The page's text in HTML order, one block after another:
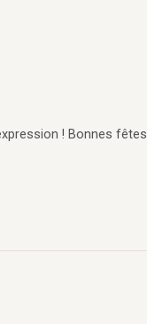
! Bonnes fêtes